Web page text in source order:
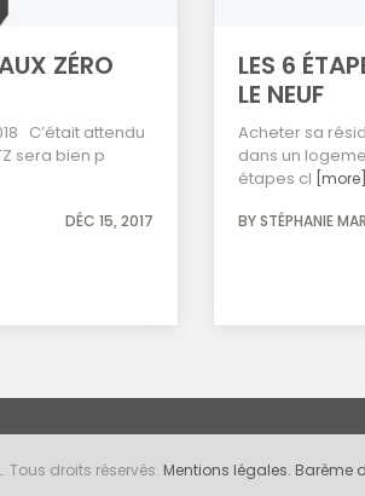
ZÉRO
C’était attendu
sera bien p
DÉC 15, 2017
LES 6
LE NEUF
Acheter sa
dans un
étapes cl [more]
BY STÉPHANIE
Tous droits réservés. Mentions légales. Barème